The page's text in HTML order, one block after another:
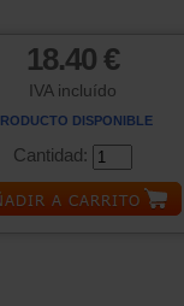
18.40 €
IVA incluído
DISPONIBLE
Cantidad: